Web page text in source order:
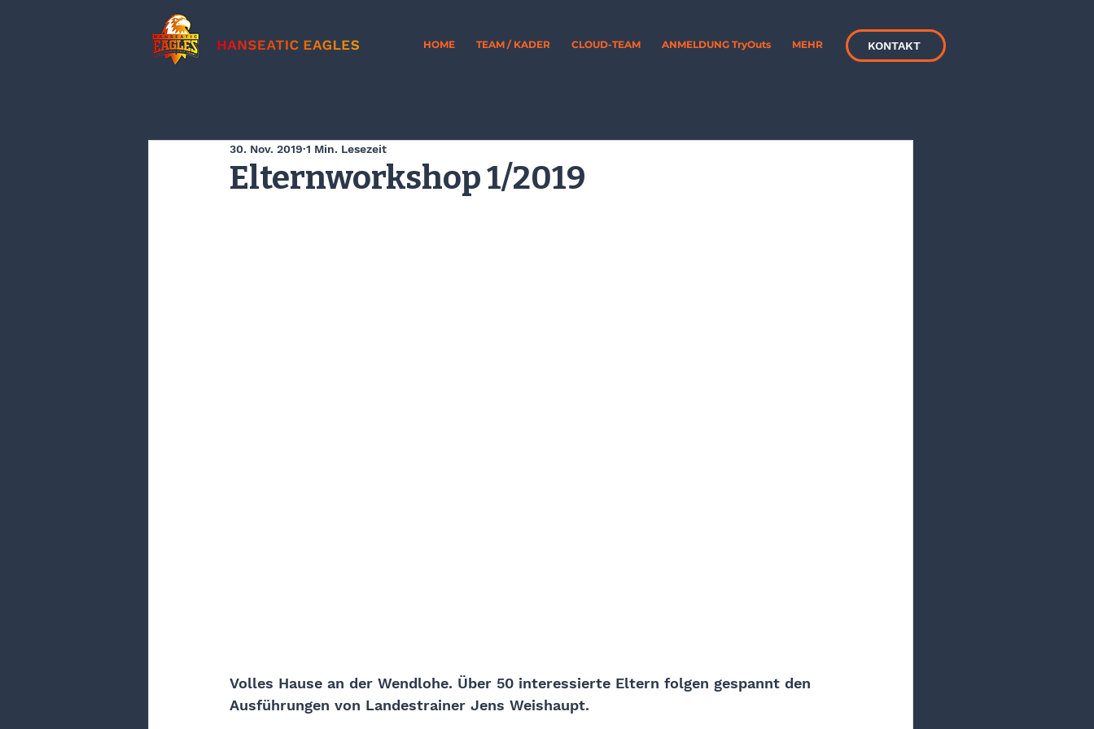
HOME TEAM / KADER CLOUD-TEAM ANMELDUNG TryOuts MEHR KONTAKT
Elternworkshop 1/2019
30. Nov. 2019 1 Min. Lesezeit
Volles Hause an der Wendlohe. Über 50 interessierte Eltern folgen gespannt den
Ausführungen von Landestrainer Jens Weishaupt.